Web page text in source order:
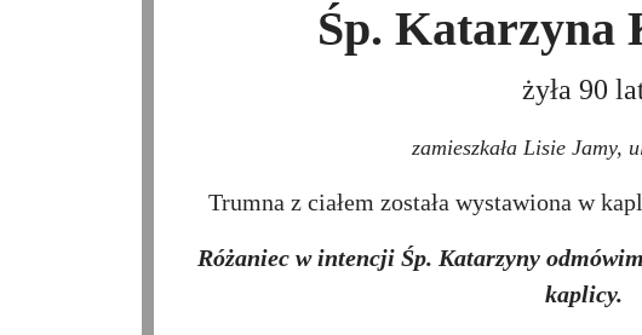
Śp. Katarzyna
żyła 90
zamieszkała Lisie Jamy,
Trumna z ciałem została wystawiona w
Różaniec w intencji Śp. Katarzyny
kaplicy.